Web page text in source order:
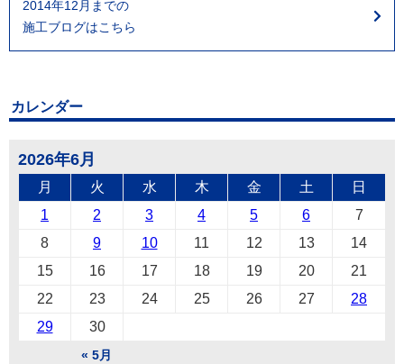
2014年12月までの
施工ブログはこちら
カレンダー
2026年6月
月 火 水 木 金 土 日
« 5月
1 2 3 4 5 6
7
8
9 10 11 12 13
14
15
16 17 18 19 20
21
22
23 24 25 26 27
28
29
30